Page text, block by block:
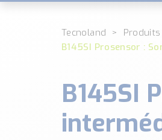
Tecnoland Produits
B145SI Prosensor :
B145SI